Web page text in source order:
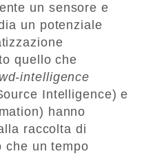
un sensore e
un potenziale
quello che
intelligence
Intelligence) e
hanno
raccolta di
che un tempo